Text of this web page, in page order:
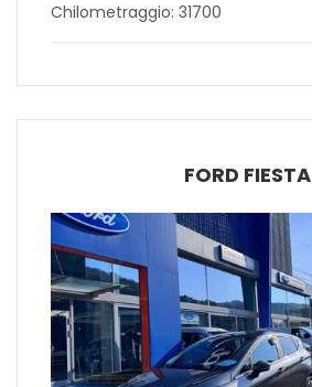
Chilometraggio: 31700
FORD FIESTA